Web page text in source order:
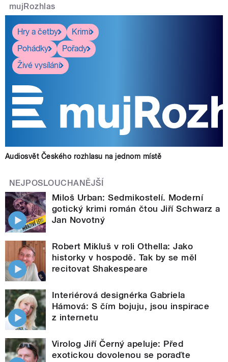
mujRozhlas
Hry a četby
Krimi
Pohádky
Pořady
Živé vysílání
Audiosvět Českého rozhlasu na jednom místě
NEJPOSLOUCHANĚJŠÍ
Miloš Urban: Sedmikostelí. Moderní
gotický krimi román čtou Jiří Schwarz a
Jan Novotný
Robert Mikluš v roli Othella: Jako
historky v hospodě. Tak by se měl
recitovat Shakespeare
Interiérová designérka Gabriela
Hámová: S čím bojuju, jsou inspirace
z internetu
Virolog Jiří Černý apeluje: Před
exotickou dovolenou se poraďte